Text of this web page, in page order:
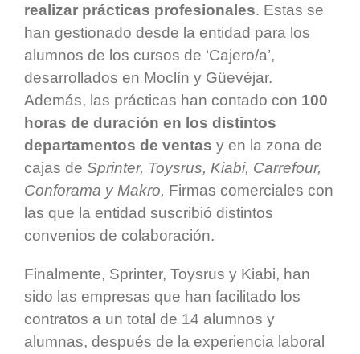
realizar prácticas profesionales. Estas se
han gestionado desde la entidad para los
alumnos de los cursos de ‘Cajero/a’,
desarrollados en Moclín y Güevéjar.
Además, las prácticas han contado con 100
horas de duración en los distintos
departamentos de ventas y en la zona de
cajas de Sprinter, Toysrus, Kiabi, Carrefour,
Conforama y Makro, Firmas comerciales con
las que la entidad suscribió distintos
convenios de colaboración.
Finalmente, Sprinter, Toysrus y Kiabi, han
sido las empresas que han facilitado los
contratos a un total de 14 alumnos y
alumnas, después de la experiencia laboral